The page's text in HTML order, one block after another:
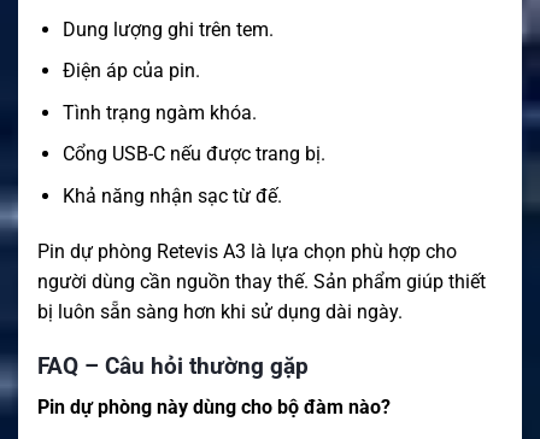
Dung lượng ghi trên tem.
Điện áp của pin.
Tình trạng ngàm khóa.
Cổng USB-C nếu được trang bị.
Khả năng nhận sạc từ đế.
Pin dự phòng Retevis A3 là lựa chọn phù hợp cho
người dùng cần nguồn thay thế. Sản phẩm giúp thiết
bị luôn sẵn sàng hơn khi sử dụng dài ngày.
FAQ – Câu hỏi thường gặp
Pin dự phòng này dùng cho bộ đàm nào?